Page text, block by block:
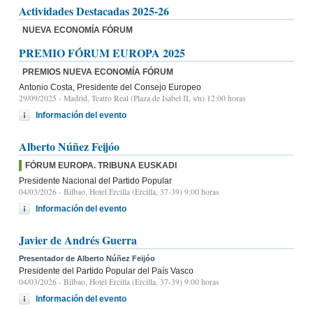
Actividades Destacadas 2025-26
NUEVA ECONOMÍA FÓRUM
PREMIO FÓRUM EUROPA 2025
PREMIOS NUEVA ECONOMÍA FÓRUM
Antonio Costa, Presidente del Consejo Europeo
29/09/2025 - Madrid, Teatro Real (Plaza de Isabel II, s/n) 12:00 horas
Información del evento
Alberto Núñez Feijóo
FÓRUM EUROPA. TRIBUNA EUSKADI
Presidente Nacional del Partido Popular
04/03/2026 - Bilbao, Hotel Ercilla (Ercilla, 37-39) 9:00 horas
Información del evento
Javier de Andrés Guerra
Presentador de Alberto Núñez Feijóo
Presidente del Partido Popular del País Vasco
04/03/2026 - Bilbao, Hotel Ercilla (Ercilla, 37-39) 9:00 horas
Información del evento